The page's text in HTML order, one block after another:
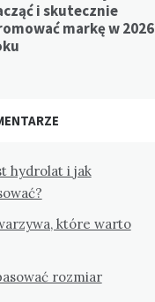
i skutecznie
markę w 2026
hydrolat i jak
które warto
rozmiar